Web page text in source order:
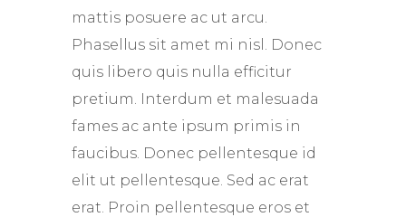
mattis posuere ac ut arcu.
Phasellus sit amet mi nisl. Donec
quis libero quis nulla efficitur
pretium. Interdum et malesuada
fames ac ante ipsum primis in
faucibus. Donec pellentesque id
elit ut pellentesque. Sed ac erat
erat. Proin pellentesque eros et